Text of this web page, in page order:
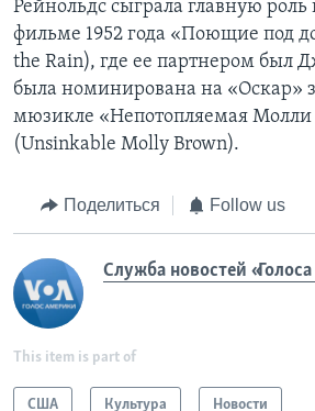
Рейнольдс сыграла главную роль
фильме 1952 года «Поющие под
the Rain), где ее партнером был
была номинирована на «Оскар»
мюзикле «Непотопляемая Молли
(Unsinkable Molly Brown).
Поделиться Follow us
Служба новостей
This item is part of
США Культура Новости